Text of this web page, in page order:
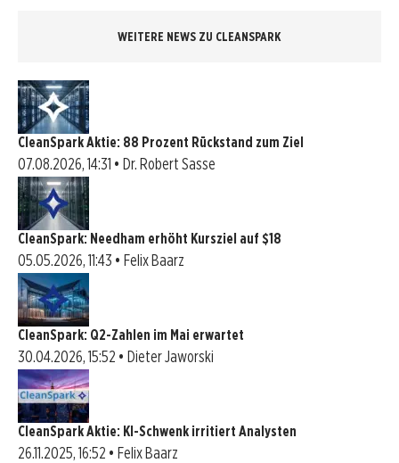
WEITERE NEWS ZU CLEANSPARK
CleanSpark Aktie: 88 Prozent Rückstand zum Ziel
07.08.2026, 14:31 • Dr. Robert Sasse
CleanSpark: Needham erhöht Kursziel auf $18
05.05.2026, 11:43 • Felix Baarz
CleanSpark: Q2-Zahlen im Mai erwartet
30.04.2026, 15:52 • Dieter Jaworski
CleanSpark Aktie: KI-Schwenk irritiert Analysten
26.11.2025, 16:52 • Felix Baarz